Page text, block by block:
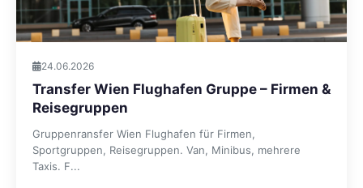
24.06.2026
Transfer Wien Flughafen Gruppe – Firmen &
Reisegruppen
Gruppenransfer Wien Flughafen für Firmen,
Sportgruppen, Reisegruppen. Van, Minibus, mehrere
Taxis. F...